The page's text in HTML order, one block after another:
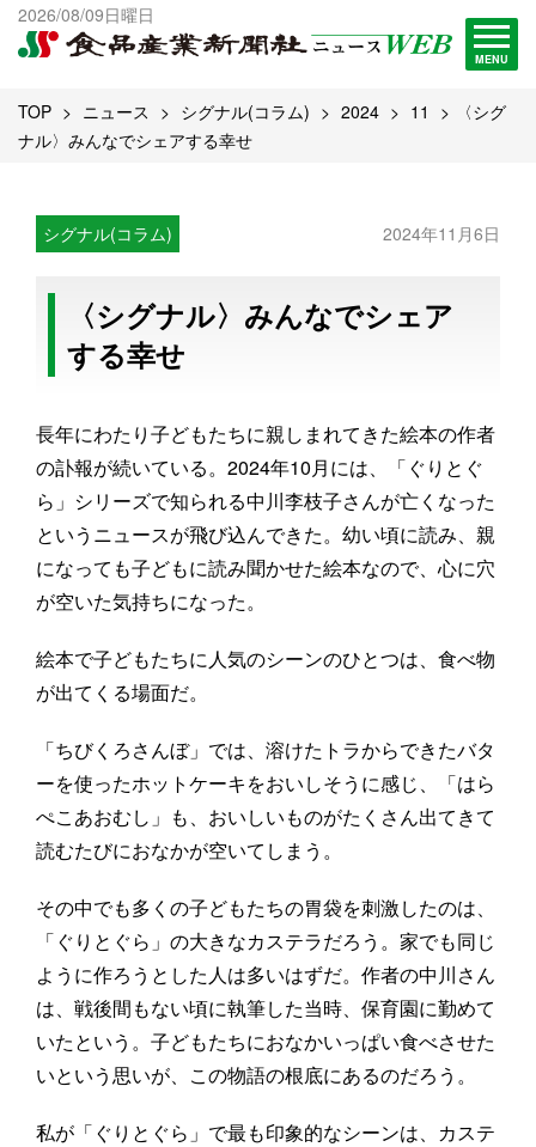
2026/08/09日曜日
MENU
出版物一覧へ
試読・購読申し込み
TOP ニュース シグナル(コラム) 2024 11
〈シグ
ナル〉みんなでシェアする幸せ
シグナル(コラム) 2024年11月6日
〈シグナル〉みんなでシェア
する幸せ
長年にわたり子どもたちに親しまれてきた絵本の作者
の訃報が続いている。2024年10月には、「ぐりとぐ
ら」シリーズで知られる中川李枝子さんが亡くなった
というニュースが飛び込んできた。幼い頃に読み、親
になっても子どもに読み聞かせた絵本なので、心に穴
が空いた気持ちになった。
絵本で子どもたちに人気のシーンのひとつは、食べ物
が出てくる場面だ。
「ちびくろさんぼ」では、溶けたトラからできたバタ
ーを使ったホットケーキをおいしそうに感じ、「はら
ぺこあおむし」も、おいしいものがたくさん出てきて
読むたびにおなかが空いてしまう。
その中でも多くの子どもたちの胃袋を刺激したのは、
「ぐりとぐら」の大きなカステラだろう。家でも同じ
ように作ろうとした人は多いはずだ。作者の中川さん
は、戦後間もない頃に執筆した当時、保育園に勤めて
いたという。子どもたちにおなかいっぱい食べさせた
いという思いが、この物語の根底にあるのだろう。
私が「ぐりとぐら」で最も印象的なシーンは、カステ